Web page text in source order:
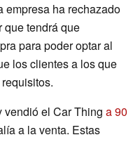
empresa ha rechazado
que tendrá que
para poder optar al
los clientes a los que
vendió el Car Thing a 90
a la venta. Estas